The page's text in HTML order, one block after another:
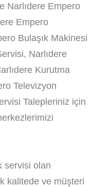
Narlıdere Empero
Empero
Bulaşık Makinesi
Narlıdere
Kurutma
Televizyon
Talepleriniz için
servisi olan
kalitede ve müşteri